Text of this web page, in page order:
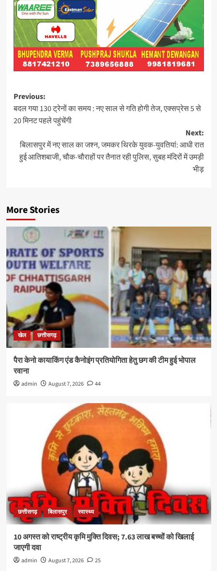
Post
navigation
Previous:
बदल गया 130 ट्रेनों का समय : नए साल से गति होगी तेज, एक्सप्रेस 5 से
20 मिनट पहले पहुंचेंगी
Next:
बिलासपुर में नए साल का जश्न, जमकर थिरके युवक-युवतियां:​​​​​​​ आधी रात
हुई आतिशबाजी, चौक-चौराहों पर तैनात रही पुलिस, सुबह मंदिरों में उमड़ी
भीड़
More Stories
खेल छत्तीसगढ़
पैरा केनो कायाकिंग एंड कैनोइंग प्रतियोगिता हेतु छग की टीम हुई भोपाल
रवाना
admin August 7, 2026 44
छत्तीसगढ़ बिलासपुर स्वास्थ्य
10 अगस्त को राष्ट्रीय कृमि मुक्ति दिवस; 7.63 लाख बच्चों को खिलाई
जाएगी दवा
admin August 7, 2026 25